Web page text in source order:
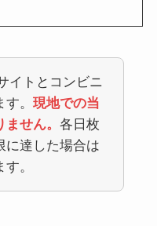
イトとコンビニ
。 現地での当
せん。 各日枚
に達した場合は
。